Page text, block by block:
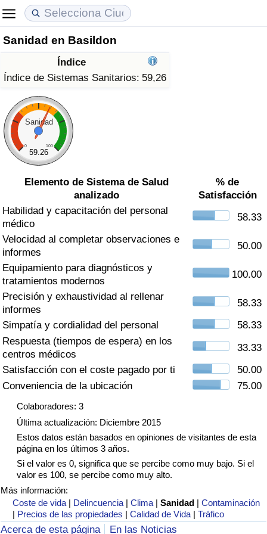
Sanidad en Basildon
Índice
Índice de Sistemas Sanitarios: 59,26
Sanidad
0 100
59.26
Elemento de Sistema de Salud
analizado
% de
Satisfacción
Habilidad y capacitación del personal
médico
58.33
Velocidad al completar observaciones e
informes
50.00
Equipamiento para diagnósticos y
tratamientos modernos
100.00
Precisión y exhaustividad al rellenar
informes
58.33
Simpatía y cordialidad del personal
58.33
Respuesta (tiempos de espera) en los
centros médicos
33.33
Satisfacción con el coste pagado por ti
50.00
Conveniencia de la ubicación
75.00
Colaboradores: 3
Última actualización: Diciembre 2015
Estos datos están basados en opiniones de visitantes de esta
página en los últimos 3 años.
Si el valor es 0, significa que se percibe como muy bajo. Si el
valor es 100, se percibe como muy alto.
Más información:
Coste de vida | Delincuencia |Clima |Sanidad |Contaminación
| Precios de las propiedades |Calidad de Vida |Tráfico
Acerca de esta página En las Noticias
Coste de vida
Índice de Costo de Vida (Actual)
Índice de Costo de Vida
Índice de costo de vida por país
en aqaba
Precios de las propiedades
Índice de Precios de Inmuebles (Actual)
Índice de Precios de Inmuebles
Índice de Precios de Inmuebles por País
Calidad de Vida
Índice de Calidad de Vida
Índice de Calidad de Vida (Actual)
Índice de calidad de vida por país
Delincuencia
Calificación del Índice de Criminalidad
(Actual)
Índice de Criminalidad
Índice de criminalidad por país
Sanidad
Índice de Sanidad (Actual)
Índice de Sanidad
Contaminación
Índice de Contaminación (Actual)
Índice de contaminación
Índice de Contaminación por País